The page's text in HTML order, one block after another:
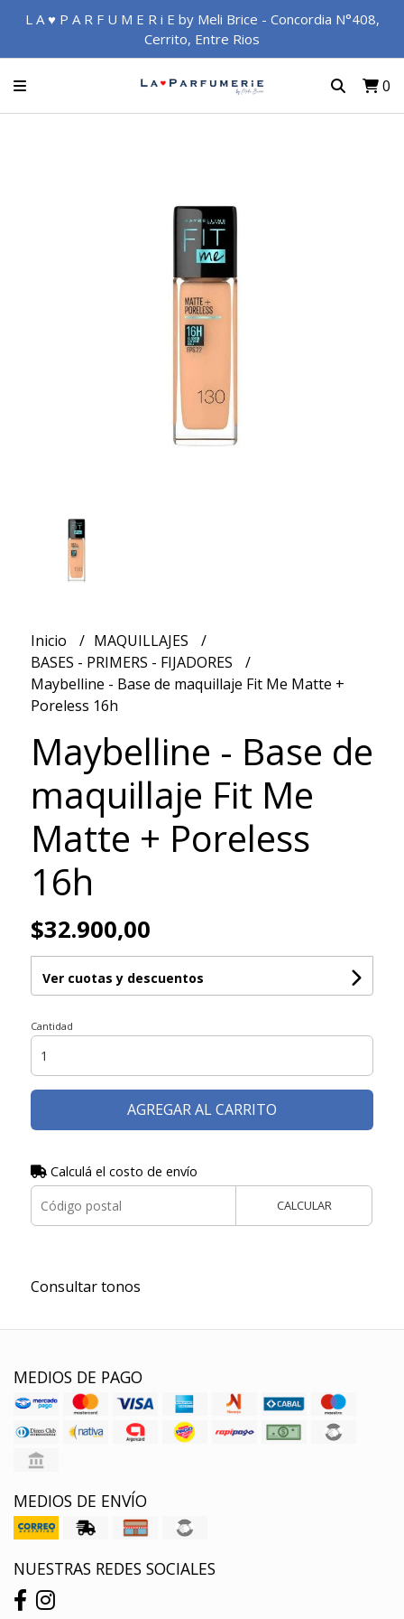
L A ♥ P A R F U M E R i E by Meli Brice - Concordia N°408,
Cerrito, Entre Rios
0
Inicio
MAQUILLAJES
BASES - PRIMERS - FIJADORES
Maybelline - Base de maquillaje Fit Me Matte +
Poreless 16h
Maybelline - Base de
maquillaje Fit Me
Matte + Poreless
16h
$32.900,00
Ver cuotas y descuentos
Cantidad
AGREGAR AL CARRITO
Calculá el costo de envío
CALCULAR
Consultar tonos
MEDIOS DE PAGO
MEDIOS DE ENVÍO
NUESTRAS REDES SOCIALES